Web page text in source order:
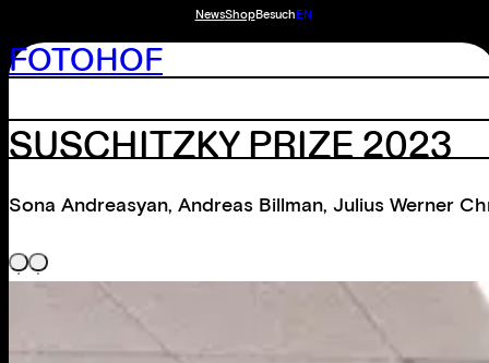
NewsShopBesuchEN
FOTOHOF
SUSCHITZKY PRIZE 2023
Sona Andreasyan, Andreas Billman, Julius Werner